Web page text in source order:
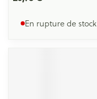
En rupture de stock